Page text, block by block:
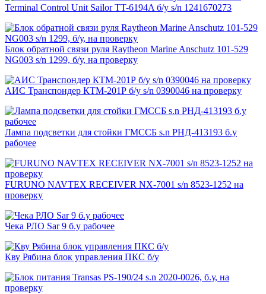
Terminal Control Unit Sailor TT-6194A б/у s/n 1241670273
Блок обратной связи руля Raytheon Marine Anschutz 101-529
NG003 s/n 1299, б/у, на проверку
АИС Транспондер КТМ-201Р б/у s/n 0390046 на проверку
Лампа подсветки для стойки ГМССБ s.n РНД-413193 б.у
рабочее
FURUNO NAVTEX RECEIVER NX-7001 s/n 8523-1252 на
проверку
Чека РЛО Sar 9 б.у рабочее
Кву Рябина блок управления ПКС б/у